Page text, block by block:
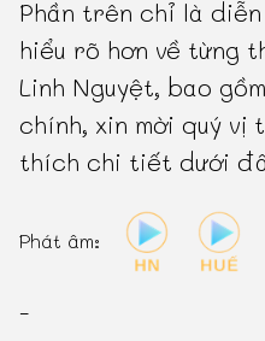
Phần trên chỉ là
hiểu rõ hơn về từng
Linh Nguyệt, bao
chính, xin mời quý vị
thích chi tiết dưới
Phát âm:
-